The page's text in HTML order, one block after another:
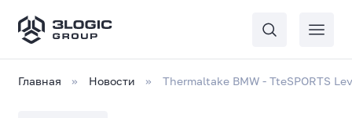
Главная Новости Thermaltake BMW - TteSPORTS